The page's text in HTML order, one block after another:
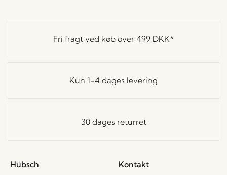
Fri fragt ved køb over 499 DKK*
Kun 1-4 dages levering
30 dages returret
Hübsch
Kontakt